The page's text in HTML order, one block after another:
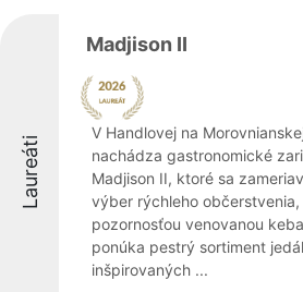
Laureáti
Madjison II
V Handlovej na
nachádza gastronomické
Madjison II, ktoré sa
výber rýchleho občerstvenia,
pozornosťou venovanou
ponúka pestrý sortiment jedál
inšpirovaných ...